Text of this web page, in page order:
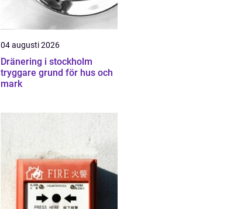
04 augusti 2026
Dränering i stockholm
tryggare grund för hus och
mark